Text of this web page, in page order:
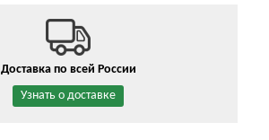
Доставка по всей России
Узнать о доставке